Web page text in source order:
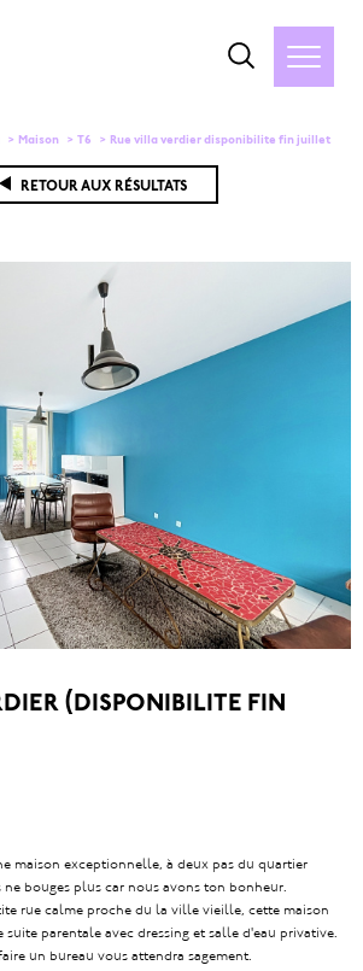
Maison T6 Rue villa verdier disponibilite fin juillet
RETOUR AUX RÉSULTATS
(DISPONIBILITE FIN
maison exceptionnelle, à deux pas du quartier
bouges plus car nous avons ton bonheur.
rue calme proche du la ville vieille, cette maison
parentale avec dressing et salle d'eau privative.
un bureau vous attendra sagement.